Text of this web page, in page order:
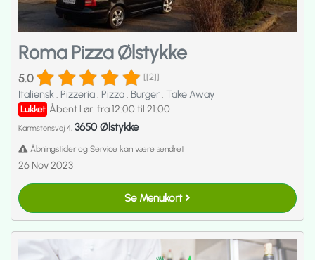
Roma Pizza Ølstykke
5.0 [[2]]
Italiensk. Pizzeria. Pizza. Burger. Take Away
Lukket Åbent Lør. fra 12:00 til 21:00
Karmstensvej 4, 3650 Ølstykke
Åbningstider og Service kan være ændret
26 Nov 2023
Se Menukort